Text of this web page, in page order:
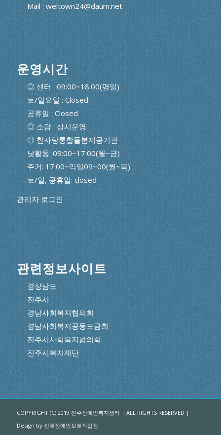
Mail : weltown24@daum.net
운영시간
◎ 센터 : 09:00~18:00(평일)
토/일요일 : Closed
공휴일 : Closed
◎ 소담 : 상시운영
◎ 한사랑통합돌봄제공기관
낮활동: 09:00~17:00(월~금)
주거: 17:00~익일09~00(월~목)
토/일, 공휴일: closed
관리자 로그인
관련정보사이트
경상남도
진주시
경남사회복지협의회
경남사회복지공동모금회
진주시사회복지협의회
진주시복지재단
COPYRIGHT (C) 2019 진주장애인복지센터 | ALL RIGHTS RESERVED |
Design by 진해장애인보호작업장